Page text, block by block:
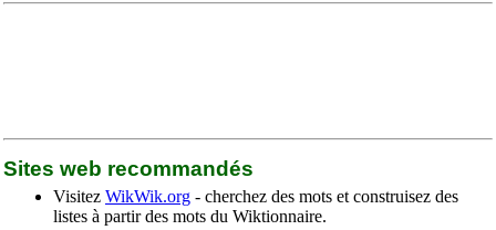
Sites web recommandés
Visitez WikWik.org - cherchez des mots et construisez des
listes à partir des mots du Wiktionnaire.